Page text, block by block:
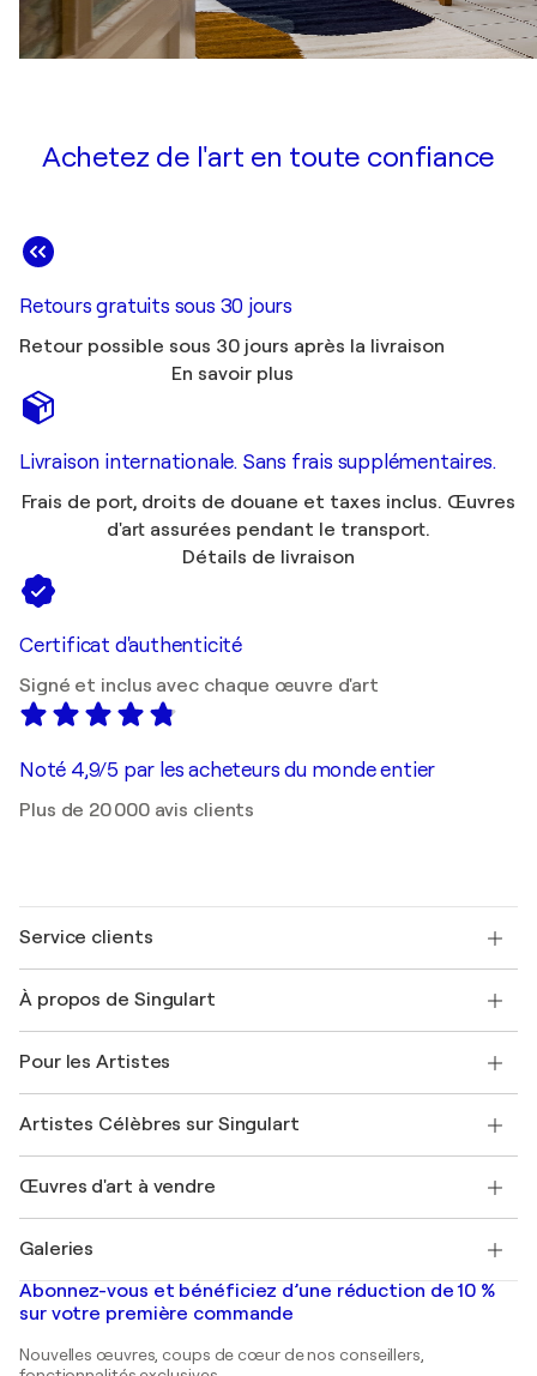
Achetez de l'art en toute confiance
Retours gratuits sous 30 jours
Retour possible sous 30 jours après la livraison
En savoir plus
Livraison internationale. Sans frais supplémentaires.
Frais de port, droits de douane et taxes inclus. Œuvres
d'art assurées pendant le transport.
Détails de livraison
Certificat d'authenticité
Signé et inclus avec chaque œuvre d'art
Noté 4,9/5 par les acheteurs du monde entier
Plus de 20 000 avis clients
Service clients
Expédition
Offrir une carte cadeau
Rejoignez notre programme commercial
Mon compte
+33 1 76 44 06 42
À propos de Singulart
FAQ
Magazine Singulart
Emplois
Découvrez une sélection d'art original
Pour les Artistes
Se connecter en tant qu'Artiste
Artistes Célèbres sur Singulart
Marc Chagall
Banksy
Mr. Brainwash
Shepard Fairey
Œuvres d'art à vendre
Tableaux abstraits à vendre
Peintures de paysage
Estampes
Peintures acryliques
Galeries
Galeries d'art en France
Galeries d'art en Belgique
Abonnez-vous et bénéficiez d’une réduction de 10 %
sur votre première commande
Nouvelles œuvres, coups de cœur de nos conseillers,